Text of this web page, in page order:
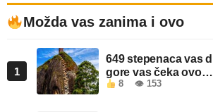
Možda vas zanima i ovo
1
649 stepenaca vas
gore vas čeka ovo…
8 👁 153